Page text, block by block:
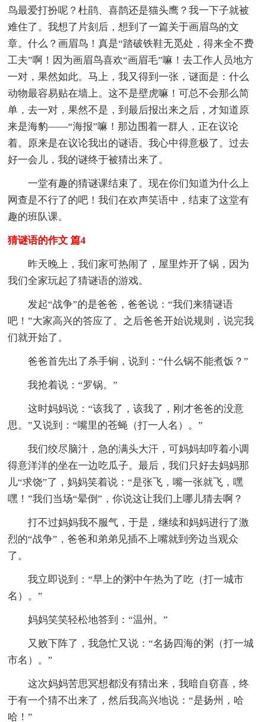
鸟最爱打扮呢？杜鹃、喜鹊还是猫头鹰？我一下子就被
难住了。我想了片刻后，想到了一篇关于画眉鸟的文
章。什么？画眉鸟！真是“踏破铁鞋无觅处，得来全不费
工夫”啊！因为画眉鸟喜欢“画眉毛”嘛！去工作人员地方
一对，果然如此。马上，我又得到一张，谜面是：什么
动物最容易贴在墙上。这不是壁虎嘛！可总不会那么简
单，去一对，果然不是，到最后报出来之后，才知道原
来是海豹——“海报”嘛！那边围着一群人，正在议论
着。原来是在议论我出的谜语。我心中得意极了。过去
好一会儿，我的谜终于被猜出来了。
一堂有趣的猜谜课结束了。现在你们知道为什么上
网查是不行了的吧！我们在欢声笑语中，结束了这堂有
趣的班队课。
猜谜语的作文 篇4
昨天晚上，我们家可热闹了，屋里炸开了锅，因为
我们全家玩起了猜谜语的游戏。
发起“战争”的是爸爸，爸爸说：“我们来猜谜语
吧！”大家高兴的答应了。之后爸爸开始说规则，说完我
们就开始了。
爸爸首先出了杀手锏，说到：“什么锅不能煮饭？”
我抢着说：“罗锅。”
这时妈妈说：“该我了，该我了，刚才爸爸的没意
思。”又说到：“嘴里的苍蝇（打一人名）。”
我们绞尽脑汁，急的满头大汗，可妈妈却哼着小调
得意洋洋的坐在一边吃瓜子。最后，我们只好去妈妈那
儿“求饶”了，妈妈笑着说：“是张飞，嘴一张就飞，嘿
嘿！”我们当场“晕倒”，你说这让我们上哪儿猜去啊？
打不过妈妈我不服气，于是，继续和妈妈进行了激
烈的“战争”，爸爸和弟弟见插不上嘴就到旁边当观众
了。
我立即说到：“早上的粥中午热为了吃（打一城市
名）。”
妈妈笑笑轻松地答到：“温州。”
又败下阵了，我急忙又说：“名扬四海的粥（打一城
市名）。”
这次妈妈苦思冥想都没有猜出来，我暗自窃喜，终
于有一个猜不出来了，然后我高兴地说：“是扬州，哈
哈！”